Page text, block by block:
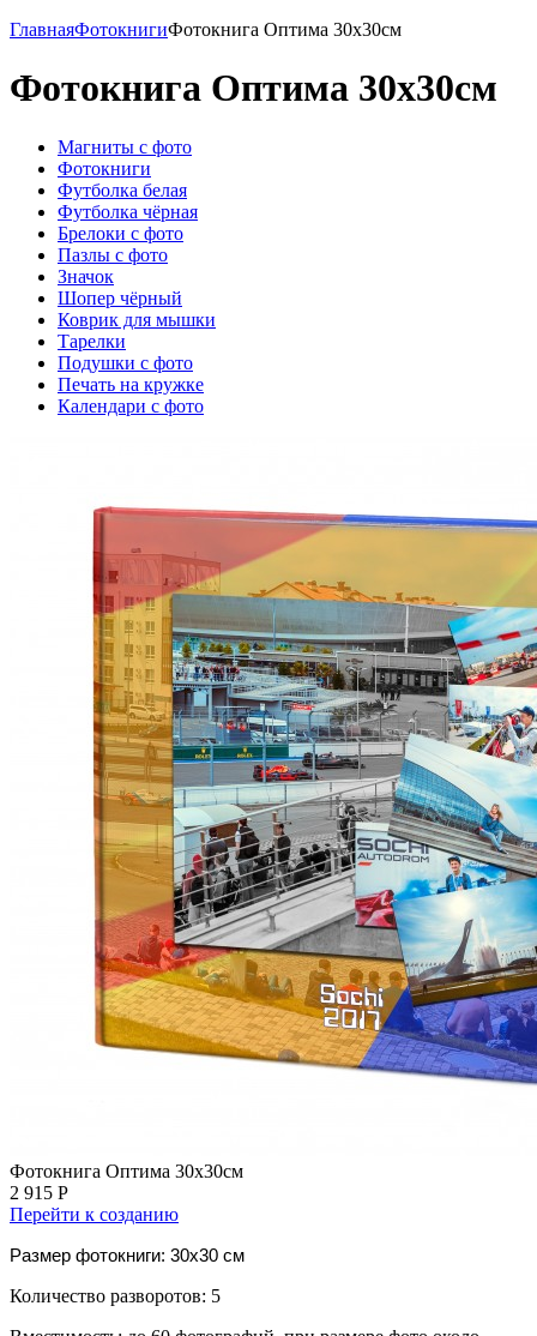
ГлавнаяФотокнигиФотокнига Оптима 30х30см
Фотокнига Оптима 30х30см
Магниты с фото
Фотокниги
Футболка белая
Футболка чёрная
Брелоки с фото
Пазлы с фото
Значок
Шопер чёрный
Коврик для мышки
Тарелки
Подушки с фото
Печать на кружке
Календари с фото
Фотокнига Оптима 30х30см
2 915 Р
Перейти к созданию
Размер фотокниги: 30x30 см
Количество разворотов: 5